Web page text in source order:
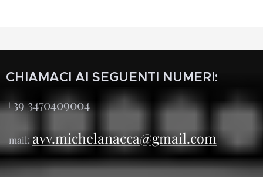
CHIAMACI AI SEGUENTI NUMERI:
+39 3470409004
mail: avv.michelanacca@gmail.com